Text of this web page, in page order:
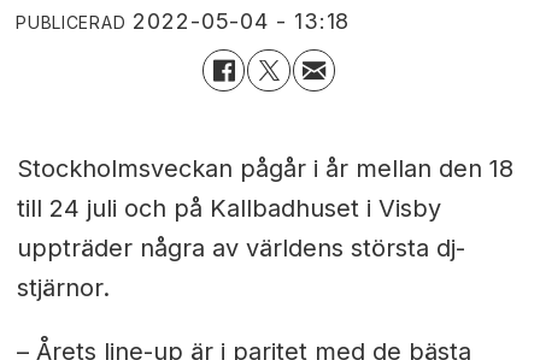
PUBLICERAD 2022-05-04 - 13:18
Stockholmsveckan pågår i år mellan den 18
till 24 juli och på Kallbadhuset i Visby
uppträder några av världens största dj-
stjärnor.
– Årets line-up är i paritet med de bästa